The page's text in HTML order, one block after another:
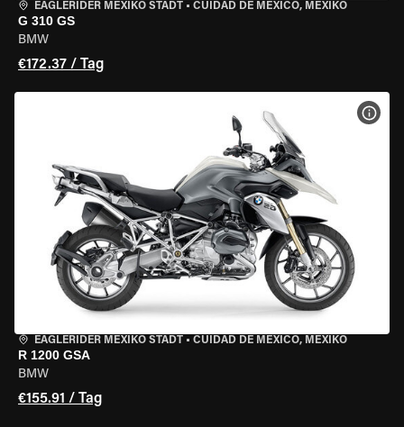
EAGLERIDER MEXIKO STADT • CUIDAD DE MEXICO, MEXIKO
G 310 GS
BMW
€172.37 / Tag
EAGLERIDER MEXIKO STADT • CUIDAD DE MEXICO, MEXIKO
R 1200 GSA
BMW
€155.91 / Tag